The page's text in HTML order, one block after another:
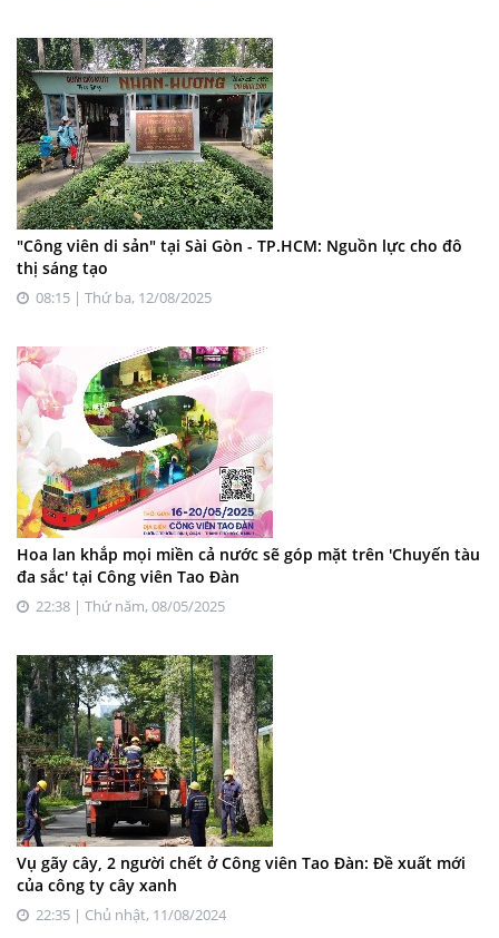
"Công viên di sản" tại Sài Gòn - TP.HCM: Nguồn lực cho đô
thị sáng tạo
08:15 | Thứ ba, 12/08/2025
Hoa lan khắp mọi miền cả nước sẽ góp mặt trên 'Chuyến tàu
đa sắc' tại Công viên Tao Đàn
22:38 | Thứ năm, 08/05/2025
Vụ gãy cây, 2 người chết ở Công viên Tao Đàn: Đề xuất mới
của công ty cây xanh
22:35 | Chủ nhật, 11/08/2024